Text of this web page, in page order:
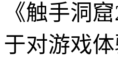
《触手洞
于对游戏